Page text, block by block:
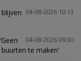
04-08-2026 10:13
04-08-2026 09:30
te maken’